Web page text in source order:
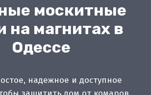
москитные
на магнитах в
Одессе
надежное и доступное